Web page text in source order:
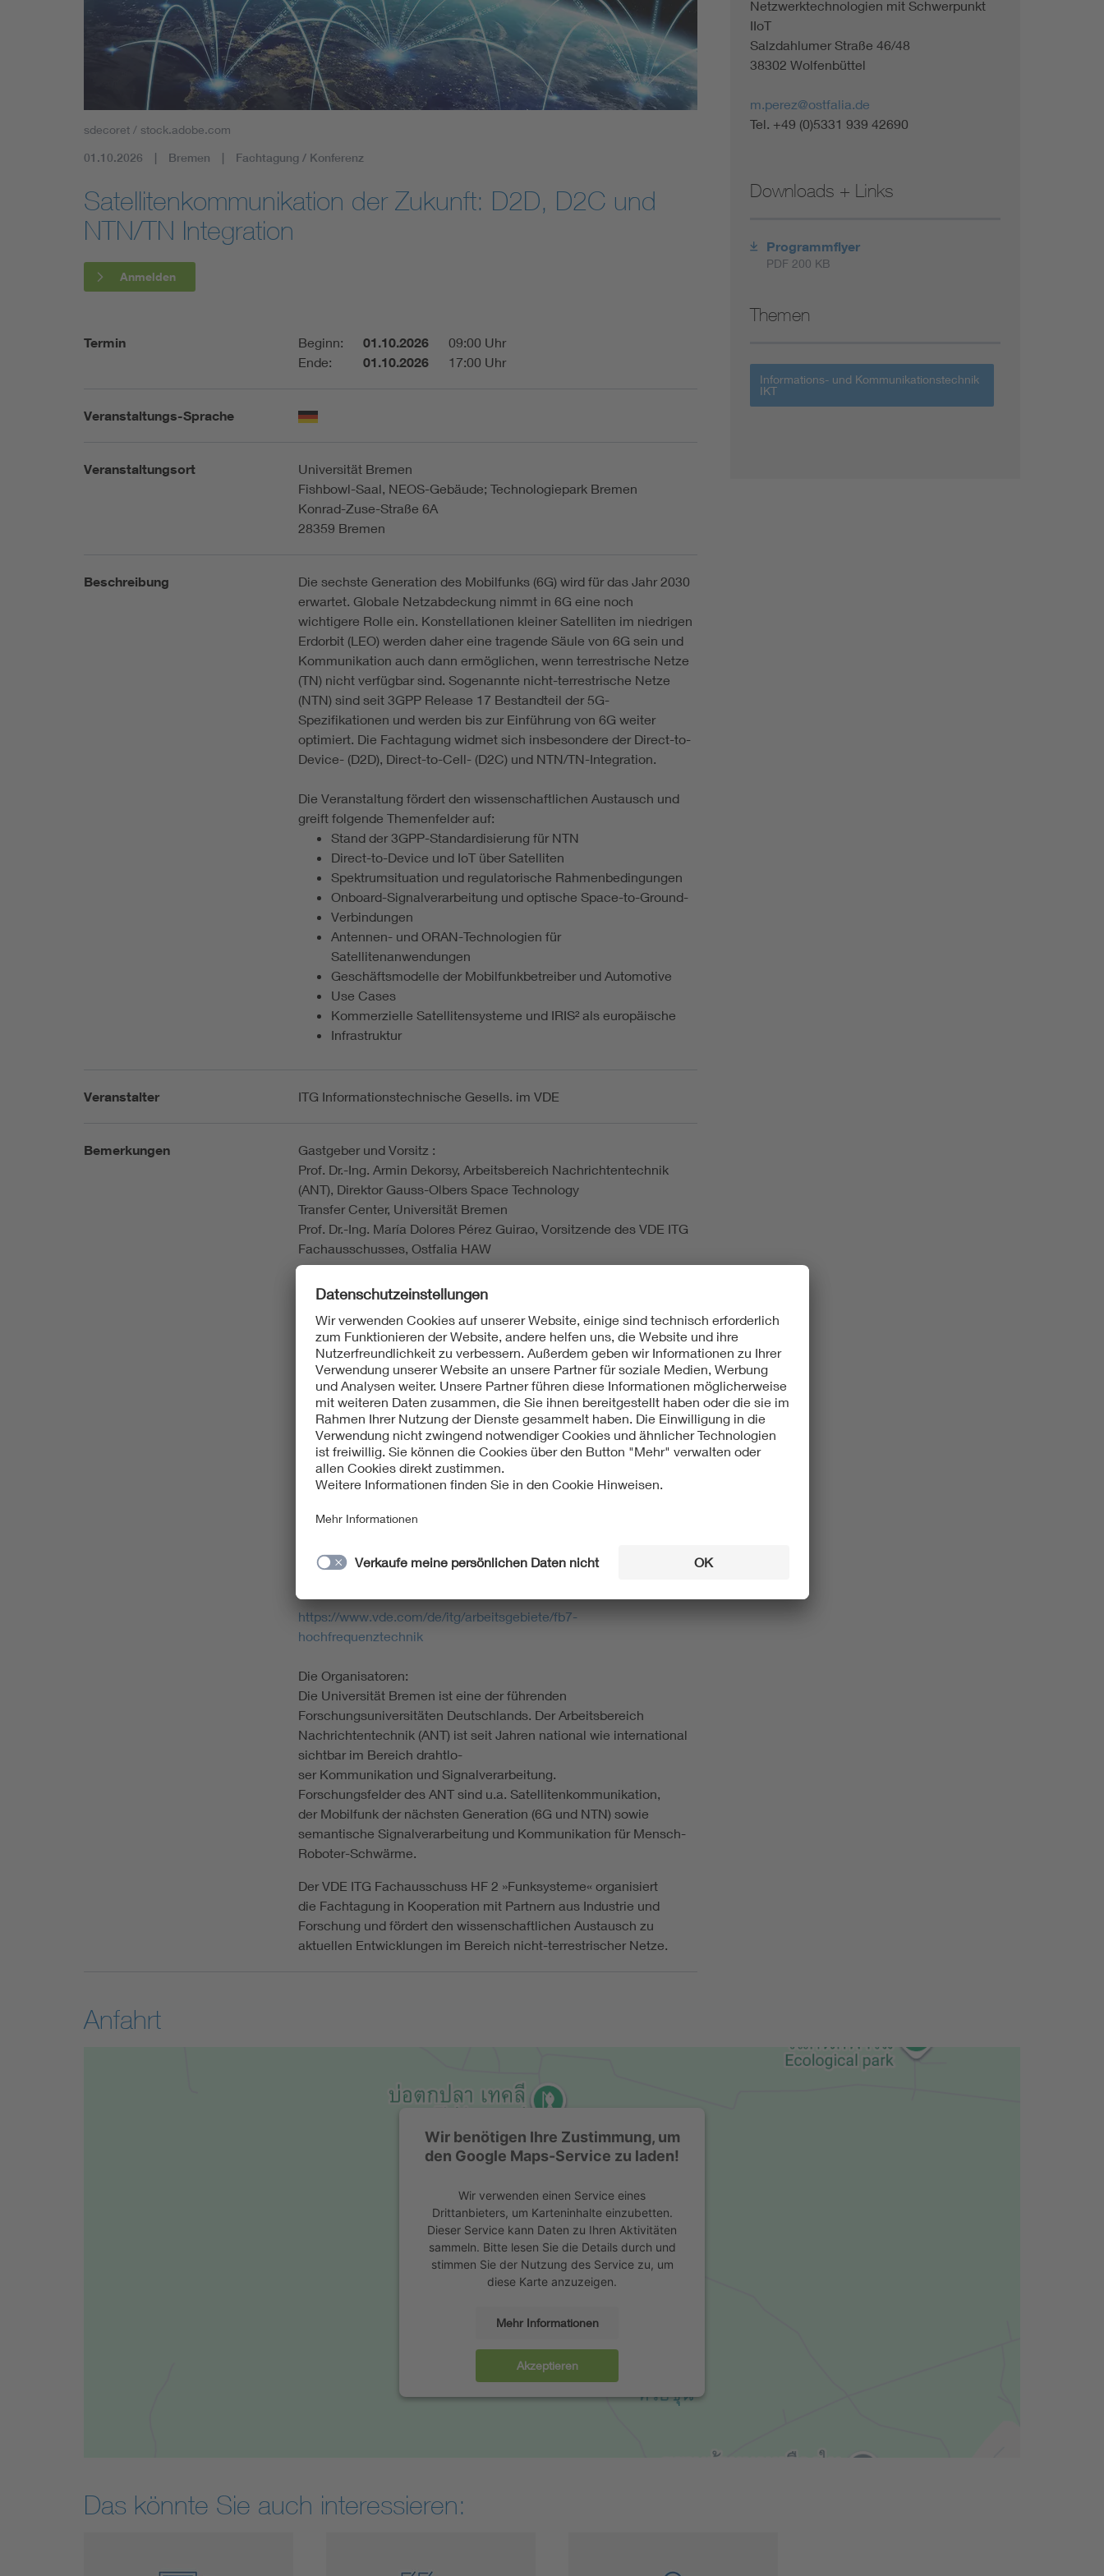
Mobility
Standards
Energy storage
Functional safety
Renewable energies
Environmental Protection
sdecoret / stock.adobe.com
01.10.2026 Bremen Fachtagung / Konferenz
Satellitenkommunikation der Zukunft: D2D, D2C und
NTN/TN Integration
Anmelden
Termin Beginn: 01.10.2026
09:00 Uhr
Ende:
01.10.2026 17:00 Uhr
Veranstaltungs-Sprache
Veranstaltungsort
Universität Bremen
Fishbowl-Saal, NEOS-Gebäude; Technologiepark Bremen
Konrad-Zuse-Straße 6A
28359 Bremen
Beschreibung
Die sechste Generation des Mobilfunks (6G) wird für das Jahr 2030
erwartet. Globale Netzabdeckung nimmt in 6G eine noch
wichtigere Rolle ein. Konstellationen kleiner Satelliten im niedrigen
Erdorbit (LEO) werden daher eine tragende Säule von 6G sein und
Kommunikation auch dann ermöglichen, wenn terrestrische Netze
(TN) nicht verfügbar sind. Sogenannte nicht-terrestrische Netze
(NTN) sind seit 3GPP Release 17 Bestandteil der 5G-
Spezifikationen und werden bis zur Einführung von 6G weiter
optimiert. Die Fachtagung widmet sich insbesondere der Direct-to-
Device- (D2D), Direct-to-Cell- (D2C) und NTN/TN-Integration.
Die Veranstaltung fördert den wissenschaftlichen Austausch und
greift folgende Themenfelder auf:
Stand der 3GPP-Standardisierung für NTN
Direct-to-Device und IoT über Satelliten
Spektrumsituation und regulatorische Rahmenbedingungen
Onboard-Signalverarbeitung und optische Space-to-Ground-
Verbindungen
Antennen- und ORAN-Technologien für
Satellitenanwendungen
Geschäftsmodelle der Mobilfunkbetreiber und Automotive
Use Cases
Kommerzielle Satellitensysteme und IRIS² als europäische
Infrastruktur
Veranstalter ITG Informationstechnische Gesells. im VDE
Bemerkungen
Gastgeber und Vorsitz :
Prof. Dr.-Ing. Armin Dekorsy, Arbeitsbereich Nachrichtentechnik
(ANT), Direktor Gauss-Olbers Space Technology
Transfer Center, Universität Bremen
Prof. Dr.-Ing. María Dolores Pérez Guirao, Vorsitzende des VDE ITG
Fachausschusses, Ostfalia HAW
Der Fachausschuss HF 2 »Funksysteme« der VDE ITG:
Die Fachbereiche der ITG gliedern sich in Fachausschüsse, die
öffentliche Diskussionssitzungen veranstalten. Der
Fachausschuss HF 2 »Funksysteme« ist in folgenden
Themenfeldern aktiv:
Informationstechnische Geräte, Anlagen, Systeme und Netze
für Richtfunk, Satellitenfunk, Mobilfunk, Rundfunk und
Sensorik
Signalverarbeitungsverfahren und Grundlagen in
Funksystemen
Planung, Zuteilung und Regulierung von Frequenzbändern
Diskussion zur technischen Realisierung und
Beiträge zur Nachwuchsförderung im Bereich
https://www.vde.com/de/itg/arbeitsgebiete/fb7-
hochfrequenztechnik
Die Organisatoren:
Die Universität Bremen ist eine der führenden
Forschungsuniversitäten Deutschlands. Der Arbeitsbereich
Nachrichtentechnik (ANT) ist seit Jahren national wie international
sichtbar im Bereich drahtlo-
ser Kommunikation und Signalverarbeitung.
Forschungsfelder des ANT sind u.a. Satellitenkommunikation,
der Mobilfunk der nächsten Generation (6G und NTN) sowie
semantische Signalverarbeitung und Kommunikation für Mensch-
Roboter-Schwärme.
Der VDE ITG Fachausschuss HF 2 »Funksysteme« organisiert
die Fachtagung in Kooperation mit Partnern aus Industrie und
Forschung und fördert den wissenschaftlichen Austausch zu
aktuellen Entwicklungen im Bereich nicht-terrestrischer Netze.
Netzwerktechnologien mit Schwerpunkt
IIoT
Salzdahlumer Straße 46/48
38302 Wolfenbüttel
m.perez@ostfalia.de
Tel. +49 (0)5331 939 42690
Downloads + Links
Programmflyer
PDF 200 KB
Themen
Informations- und Kommunikationstechnik
IKT
Anfahrt
Wir benötigen Ihre Zustimmung, um
den Google Maps-Service zu laden!
Wir verwenden einen Service eines
Drittanbieters, um Karteninhalte einzubetten.
Dieser Service kann Daten zu Ihren Aktivitäten
sammeln. Bitte lesen Sie die Details durch und
stimmen Sie der Nutzung des Service zu, um
diese Karte anzuzeigen.
Mehr Informationen
Akzeptieren
Das könnte Sie auch interessieren: